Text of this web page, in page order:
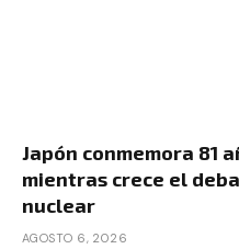
Japón conmemora 81
mientras crece el
nuclear
AGOSTO 6, 2026